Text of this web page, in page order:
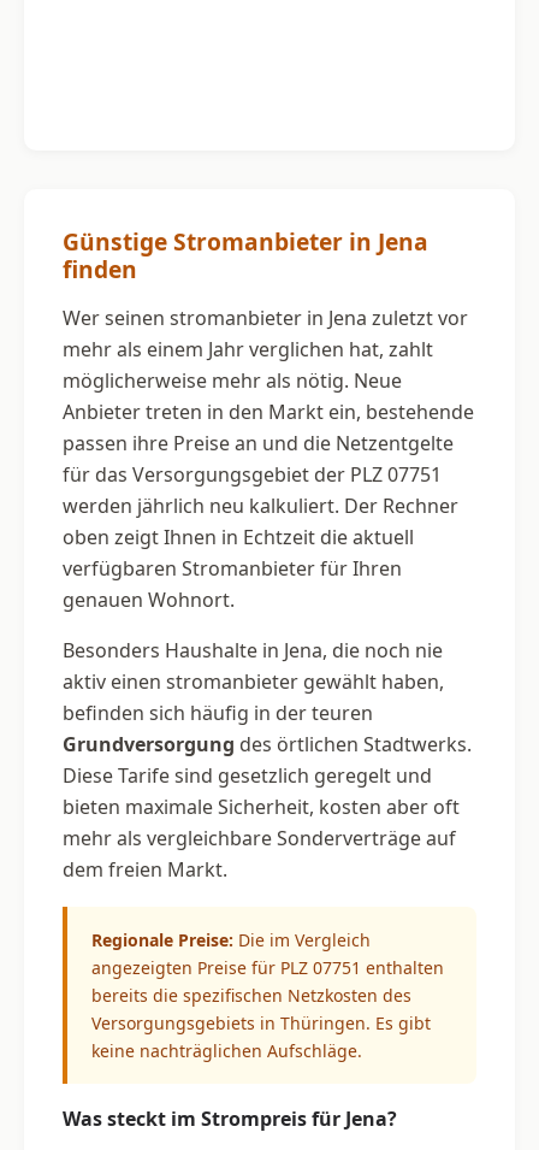
Günstige Stromanbieter in Jena
finden
Wer seinen stromanbieter in Jena zuletzt vor
mehr als einem Jahr verglichen hat, zahlt
möglicherweise mehr als nötig. Neue
Anbieter treten in den Markt ein, bestehende
passen ihre Preise an und die Netzentgelte
für das Versorgungsgebiet der PLZ 07751
werden jährlich neu kalkuliert. Der Rechner
oben zeigt Ihnen in Echtzeit die aktuell
verfügbaren Stromanbieter für Ihren
genauen Wohnort.
Besonders Haushalte in Jena, die noch nie
aktiv einen stromanbieter gewählt haben,
befinden sich häufig in der teuren
Grundversorgung des örtlichen Stadtwerks.
Diese Tarife sind gesetzlich geregelt und
bieten maximale Sicherheit, kosten aber oft
mehr als vergleichbare Sonderverträge auf
dem freien Markt.
Regionale Preise: Die im Vergleich
angezeigten Preise für PLZ 07751 enthalten
bereits die spezifischen Netzkosten des
Versorgungsgebiets in Thüringen. Es gibt
keine nachträglichen Aufschläge.
Was steckt im Strompreis für Jena?